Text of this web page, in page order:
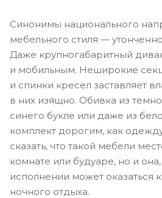
Синонимы национального
мебельного стиля —
Даже крупногабаритный
и мобильным. Неширокие
и спинки кресел заставляет
в них изящно. Обивка из
синего букле или даже из
комплект дорогим, как
сказать, что такой мебели
комнате или будуаре, но и
исполнении может оказаться
ночного отдыха.